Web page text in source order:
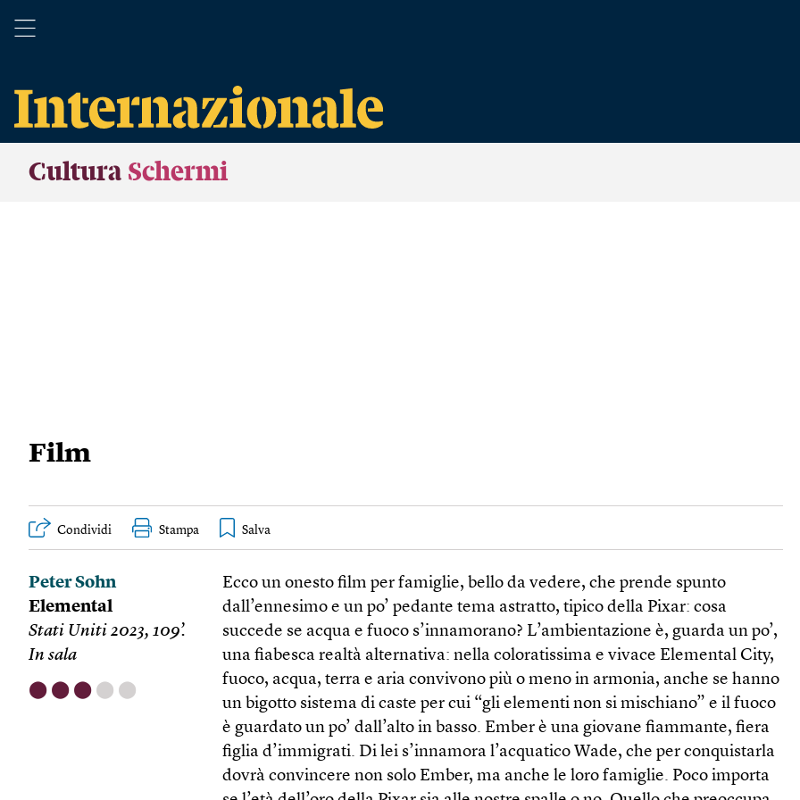
Cultura Schermi
Film
Condividi Stampa
Peter Sohn
Elemental
Stati Uniti 2023, 109’.
In sala
⬤ ⬤ ⬤ ⬤ ⬤
Ecco un onesto film per famiglie, bello da vedere, che prende spunto
dall’ennesimo e un po’ pedante tema astratto, tipico della Pixar: cosa
succede se acqua e fuoco s’innamorano? L’ambientazione è, guarda un po’,
una fiabesca realtà alternativa: nella coloratissima e vivace Elemental City,
fuoco, acqua, terra e aria convivono più o meno in armonia, anche se hanno
un bigotto sistema di caste per cui “gli elementi non si mischiano” e il fuoco
è guardato un po’ dall’alto in basso. Ember è una giovane fiammante, fiera
figlia d’immigrati. Di lei s’innamora l’acquatico Wade, che per conquistarla
dovrà convincere non solo Ember, ma anche le loro famiglie. Poco importa